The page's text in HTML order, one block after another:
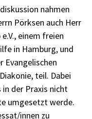
nahmen
Pörksen auch Herr
einem freien
in Hamburg, und
Evangelischen
teil. Dabei
der Praxis nicht
umgesetzt werde.
innen zu